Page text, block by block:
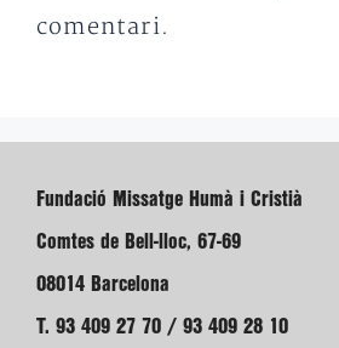
comentari.
Fundació Missatge Humà i Cristià
Comtes de Bell-lloc, 67-69
08014 Barcelona
T. 93 409 27 70 / 93 409 28 10